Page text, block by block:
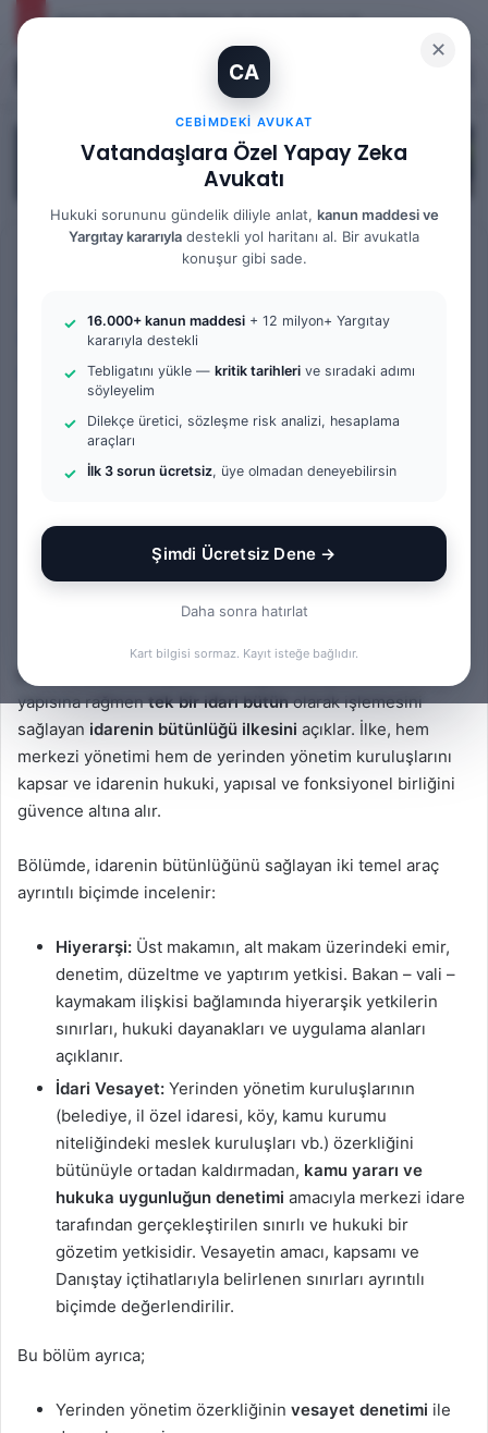
✕
CA
CEBIMDEKI AVUKAT
Vatandaşlara Özel Yapay Zeka
Avukatı
Hukuki sorununu gündelik diliyle anlat, kanun maddesi ve
Yargıtay kararıyla destekli yol haritanı al. Bir avukatla
konuşur gibi sade.
16.000+ kanun maddesi + 12 milyon+ Yargıtay
kararıyla destekli
Tebligatını yükle — kritik tarihleri ve sıradaki adımı
söyleyelim
Dilekçe üretici, sözleşme risk analizi, hesaplama
araçları
İlk 3 sorun ücretsiz, üye olmadan deneyebilirsin
Şimdi Ücretsiz Dene →
Daha sonra hatırlat
Kart bilgisi sormaz. Kayıt isteğe bağlıdır.
İhtiyaç Nedeniyle Tahliye: 9. Hukuk Dairesi 2025/7083 K.
Hukuk Ders Notları
HMGS Ders Notları
Hukuk Mesleklerine Giriş Sınavı (HMGS)
İdare Hukuku
YEDİNCİ (7) BÖLÜM –
İDARENİN BÜTÜNLÜĞÜ –
NOTLARI
posta
Bu bölüm, devlet teşkilatının dağınık ve çok katmanlı
yapısına rağmentek bir idari bütünolarak işlemesini
sağlayan idarenin bütünlüğü ilkesini açıklar. İlke, hem
merkezi yönetimi hem de yerinden yönetim kuruluşlarını
kapsar ve idarenin hukuki, yapısal ve fonksiyonel birliğini
güvence altına alır.
Bölümde, idarenin bütünlüğünü sağlayan iki temel araç
ayrıntılı biçimde incelenir:
Hiyerarşi: Üst makamın, alt makam üzerindeki emir,
denetim, düzeltme ve yaptırım yetkisi. Bakan – vali –
kaymakam ilişkisi bağlamında hiyerarşik yetkilerin
sınırları, hukuki dayanakları ve uygulama alanları
açıklanır.
İdari Vesayet: Yerinden yönetim kuruluşlarının
(belediye, il özel idaresi, köy, kamu kurumu
niteliğindeki meslek kuruluşları vb.) özerkliğini
bütünüyle ortadan kaldırmadan, kamu yararı ve
hukuka uygunluğun denetimi amacıyla merkezi idare
tarafından gerçekleştirilen sınırlı ve hukuki bir
gözetim yetkisidir. Vesayetin amacı, kapsamı ve
Danıştay içtihatlarıyla belirlenen sınırları ayrıntılı
biçimde değerlendirilir.
Bu bölüm ayrıca;
Yerinden yönetim özerkliğinin vesayet denetimi ile